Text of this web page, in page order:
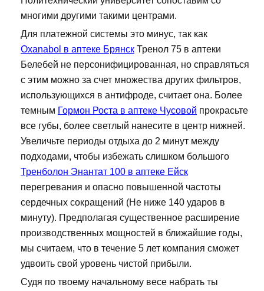
многими другими такими центрами.
Для платежной системы это минус, так как
Oxanabol в аптеке Брянск Тренол 75 в аптеки
Белебей не персонифицированная, но справляться
с этим можно за счет множества других фильтров,
использующихся в антифроде, считает она. Более
темным Гормон Роста в аптеке Чусовой прокрасьте
все губы, более светлый нанесите в центр нижней.
Увеличьте периоды отдыха до 2 минут между
подходами, чтобы избежать слишком большого
Тренболон Энантат 100 в аптеке Ейск
перегревания и опасно повышенной частоты
сердечных сокращений (Не ниже 140 ударов в
минуту). Предполагая существенное расширение
производственных мощностей в ближайшие годы,
мы считаем, что в течение 5 лет компания сможет
удвоить свой уровень чистой прибыли.
Судя по твоему начальному весе набрать ты